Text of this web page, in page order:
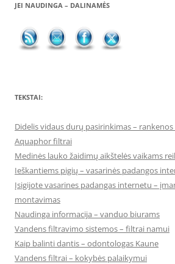
JEI NAUDINGA – DALINAMĖS
TEKSTAI:
Didelis vidaus durų pasirinkimas –
Aquaphor filtrai
Medinės lauko žaidimų aikštelės vaikams
Ieškantiems pigių – vasarinės padangos
Įsigijote vasarines padangas internetu –
montavimas
Naudinga informacija – vanduo biurams
Vandens filtravimo sistemos – filtrai namui
Kaip balinti dantis – odontologas Kaune
Vandens filtrai – kokybės palaikymui